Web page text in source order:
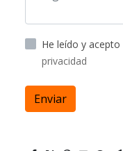
He leído y acepto
privacidad
Enviar